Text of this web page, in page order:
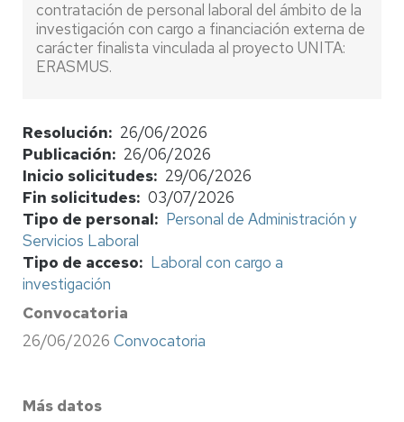
contratación de personal laboral del ámbito de la
investigación con cargo a financiación externa de
carácter finalista vinculada al proyecto UNITA:
ERASMUS.
Resolución
26/06/2026
Publicación
26/06/2026
Inicio solicitudes
29/06/2026
Fin solicitudes 03/07/2026
Tipo de personal
Personal de Administración y
Servicios Laboral
Tipo de acceso
Laboral con cargo a
investigación
Convocatoria
26/06/2026 Convocatoria
Más datos